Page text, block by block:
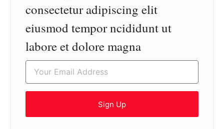
consectetur adipiscing elit
eiusmod tempor ncididunt ut
labore et dolore magna
Sign Up